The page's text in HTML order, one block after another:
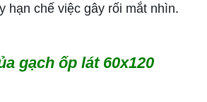
hạn chế việc gây rối mắt nhìn.
gạch ốp lát 60x120